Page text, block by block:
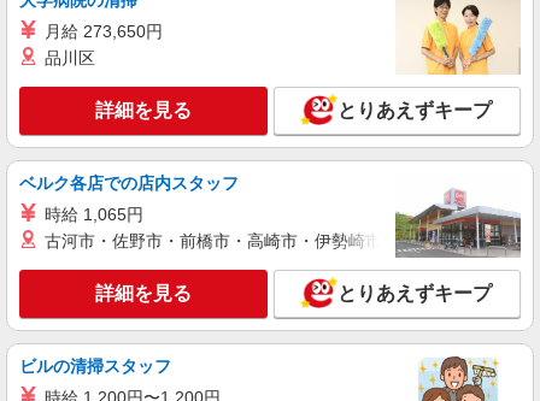
職業紹介
株式会社シエロ
≪コールセンター≫
時給1100円〜 ※残業代支給 ★交通費別途支給
（10000円まで） ゜+゜・。○。・゜+゜・。
○。・゜+゜ 入社祝い金10万円支給(規定有) お友達
を紹介頂くと, インセンティブ支給(規定有) ★月2
回払い・週払い可能（規程有）★ ゜・。○。・゜
+゜・。○。・゜+゜
福岡県福岡市中央区
キープ 詳細を見る
紹介予定派遣
株式会社シエロ
≪コールセンター≫
時給1300円〜 ※残業代支給 ★交通費別途支給
（規定あり） ゜+゜・。○。・゜+゜・。○。・゜
月給 273,650円
品川区
詳細を見る とりあえずキープ
ベルク各店での店内スタッフ
時給 1,065円
古河市・佐野市・前橋市・高崎市・伊勢崎市・太田市・館林市
詳細を見る とりあえずキープ
ビルの清掃スタッフ